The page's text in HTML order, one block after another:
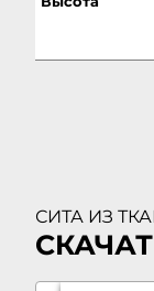
СИТА ИЗ